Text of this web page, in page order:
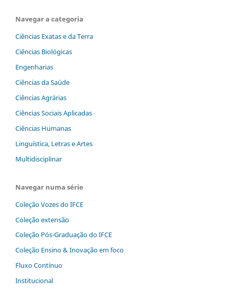
Navegar a categoria
Ciências Exatas e da Terra
Ciências Biológicas
Engenharias
Ciências da Saúde
Ciências Agrárias
Ciências Sociais Aplicadas
Ciências Humanas
Linguística, Letras e Artes
Multidisciplinar
Navegar numa série
Coleção Vozes do IFCE
Coleção extensão
Coleção Pós-Graduação do IFCE
Coleção Ensino & Inovação em foco
Fluxo Contínuo
Institucional